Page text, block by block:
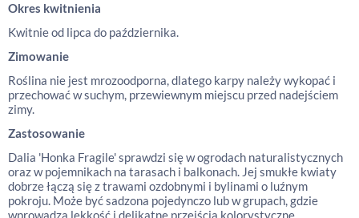
Okres kwitnienia
Kwitnie od lipca do października.
Zimowanie
Roślina nie jest mrozoodporna, dlatego karpy należy wykopać i
przechować w suchym, przewiewnym miejscu przed nadejściem
zimy.
Zastosowanie
Dalia 'Honka Fragile' sprawdzi się w ogrodach naturalistycznych
oraz w pojemnikach na tarasach i balkonach. Jej smukłe kwiaty
dobrze łączą się z trawami ozdobnymi i bylinami o luźnym
pokroju. Może być sadzona pojedynczo lub w grupach, gdzie
wprowadza lekkość i delikatne przejścia kolorystyczne.